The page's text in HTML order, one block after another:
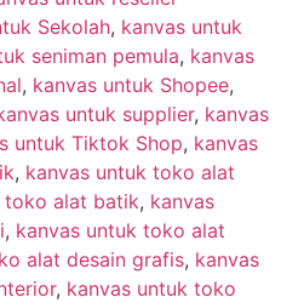
Sekolah, kanvas untuk
seniman pemula, kanvas
, kanvas untuk Shopee,
untuk supplier, kanvas
untuk Tiktok Shop, kanvas
, kanvas untuk toko alat
toko alat batik, kanvas
, kanvas untuk toko alat
alat desain grafis, kanvas
, kanvas untuk toko